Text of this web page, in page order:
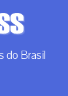
do Brasil